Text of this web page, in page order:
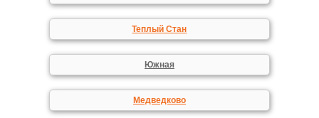
Теплый Стан
Южная
Медведково